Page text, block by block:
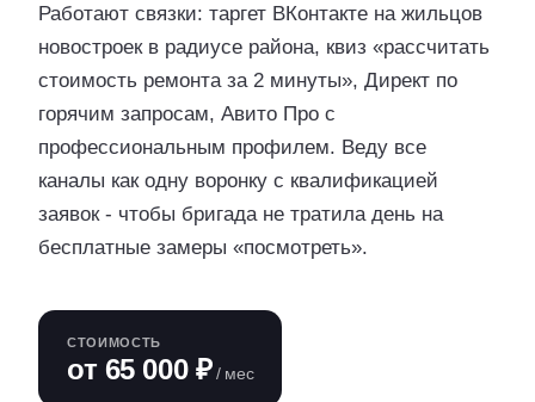
Работают связки: таргет ВКонтакте на жильцов
новостроек в радиусе района, квиз «рассчитать
стоимость ремонта за 2 минуты», Директ по
горячим запросам, Авито Про с
профессиональным профилем. Веду все
каналы как одну воронку с квалификацией
заявок - чтобы бригада не тратила день на
бесплатные замеры «посмотреть».
СТОИМОСТЬ
от 65 000 ₽ / мес